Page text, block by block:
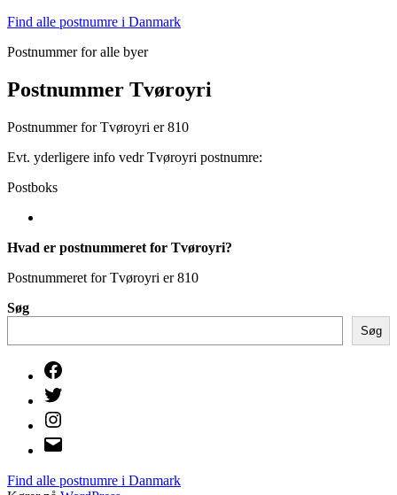
Fortsæt
indhold
Find alle postnumre i Danmark
Postnummer for alle byer
Postnummer Tvøroyri
Postnummer for Tvøroyri er 810
Evt. yderligere info vedr Tvøroyri postnumre:
Postboks
Hvad er postnummeret for Tvøroyri?
Postnummeret for Tvøroyri er 810
Søg
Søg
Find alle postnumre i Danmark